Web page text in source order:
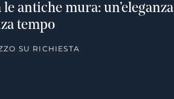
le antiche mura: un’eleganza
tempo
SU RICHIESTA